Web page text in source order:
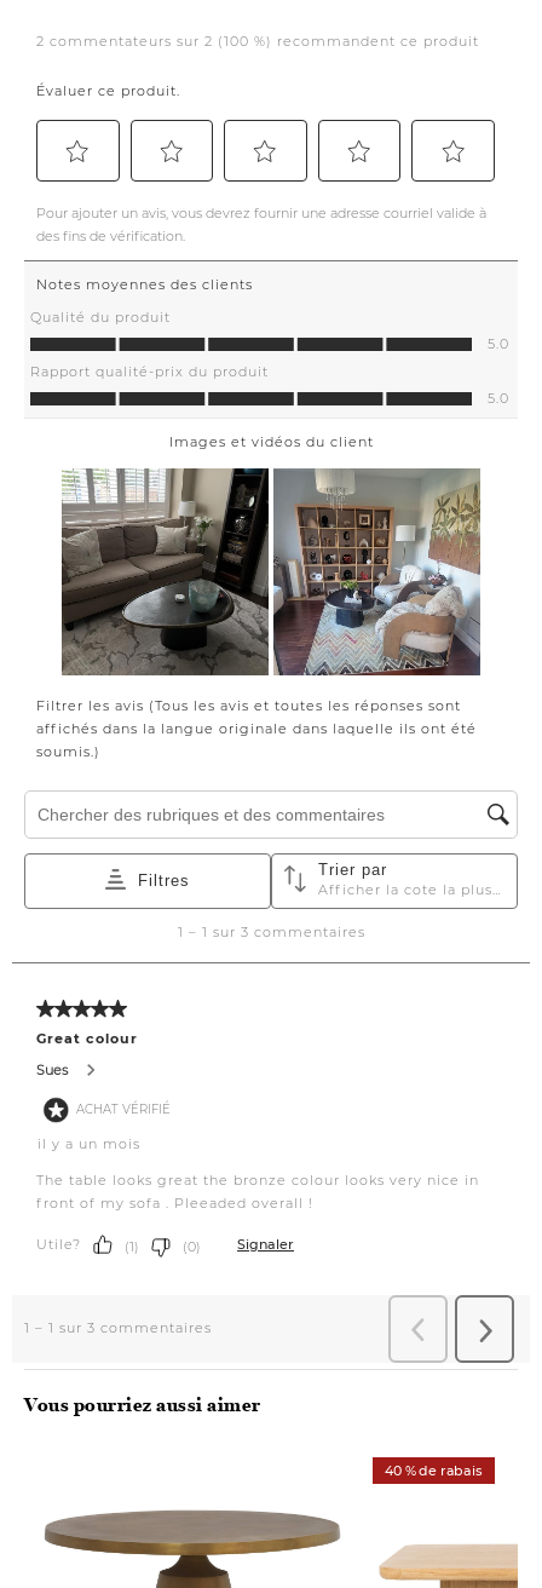
brodyenterprises
webersinsulation
grandriverinsulation
timelessmaterialco
urbanbarn willsandprior
arearugshop.ca gvlcltd
Vous pourriez aussi aimer
40 % de rabais